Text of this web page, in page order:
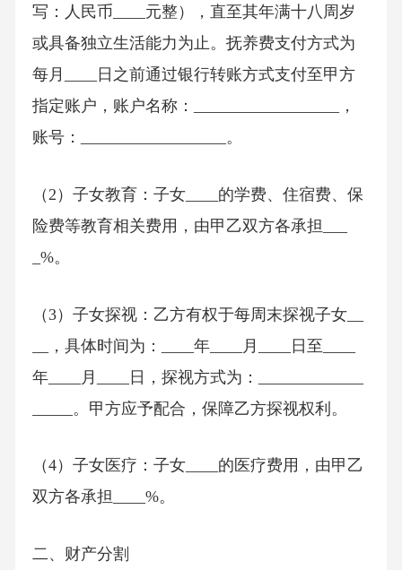
写：人民币____元整），直至其年满十八周岁
或具备独立生活能力为止。抚养费支付方式为
每月____日之前通过银行转账方式支付至甲方
指定账户，账户名称：__________________，
账号：__________________。
（2）子女教育：子女____的学费、住宿费、保
险费等教育相关费用，由甲乙双方各承担___
_%。
（3）子女探视：乙方有权于每周末探视子女__
__，具体时间为：____年____月____日至____
年____月____日，探视方式为：_____________
_____。甲方应予配合，保障乙方探视权利。
（4）子女医疗：子女____的医疗费用，由甲乙
双方各承担____%。
二、财产分割